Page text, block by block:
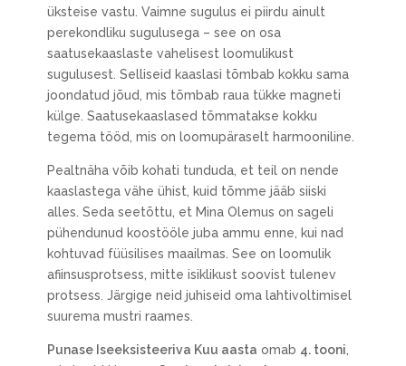
üksteise vastu. Vaimne sugulus ei piirdu ainult
perekondliku sugulusega – see on osa
saatusekaaslaste vahelisest loomulikust
sugulusest. Selliseid kaaslasi tõmbab kokku sama
joondatud jõud, mis tõmbab raua tükke magneti
külge. Saatusekaaslased tõmmatakse kokku
tegema tööd, mis on loomupäraselt harmooniline.
Pealtnäha võib kohati tunduda, et teil on nende
kaaslastega vähe ühist, kuid tõmme jääb siiski
alles. Seda seetõttu, et Mina Olemus on sageli
pühendunud koostööle juba ammu enne, kui nad
kohtuvad füüsilises maailmas. See on loomulik
afiinsusprotsess, mitte isiklikust soovist tulenev
protsess. Järgige neid juhiseid oma lahtivoltimisel
suurema mustri raames.
Punase Iseeksisteeriva Kuu aasta omab 4. tooni,